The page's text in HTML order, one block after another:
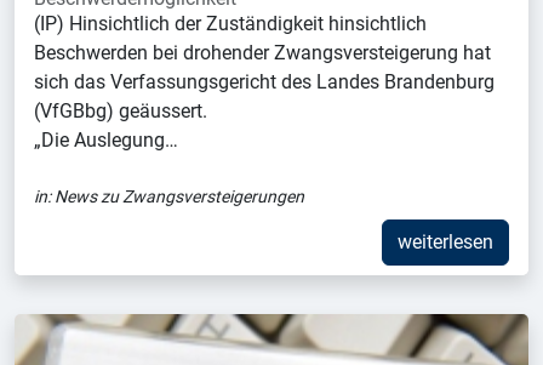
(IP) Hinsichtlich der Zuständigkeit hinsichtlich
Beschwerden bei drohender Zwangsversteigerung hat
sich das Verfassungsgericht des Landes Brandenburg
(VfGBbg) geäussert.
„Die Auslegung…
in:News zu Zwangsversteigerungen
weiterlesen